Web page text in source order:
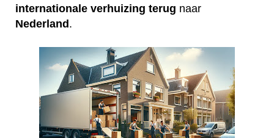
internationale verhuizing terug naar
Nederland.